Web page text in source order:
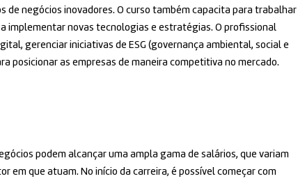
de negócios inovadores. O curso também capacita para trabalhar
implementar novas tecnologias e estratégias. O profissional
gerenciar iniciativas de ESG (governança ambiental, social e
posicionar as empresas de maneira competitiva no mercado.
podem alcançar uma ampla gama de salários, que variam
em que atuam. No início da carreira, é possível começar com